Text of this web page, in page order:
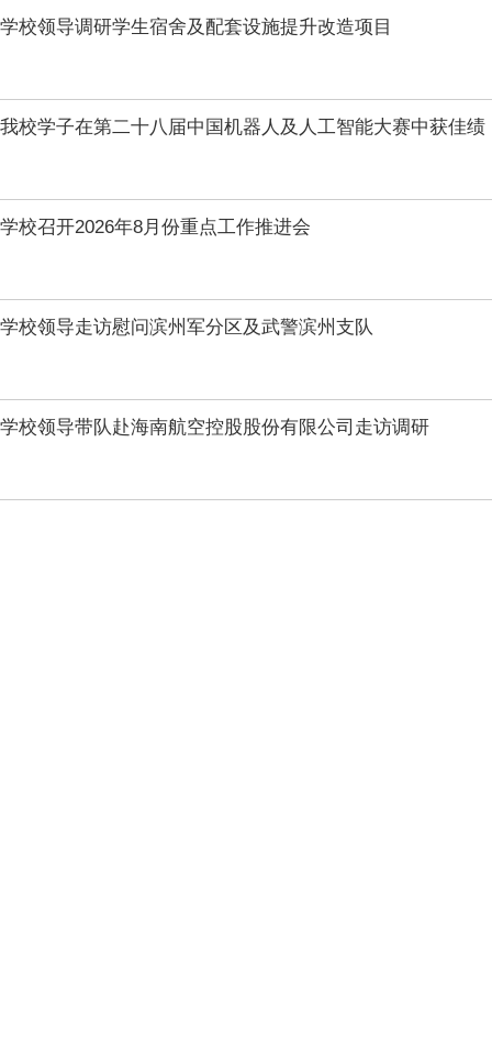
学校领导调研学生宿舍及配套设施提升改造项目
我校学子在第二十八届中国机器人及人工智能大赛中获佳绩
学校召开2026年8月份重点工作推进会
学校领导走访慰问滨州军分区及武警滨州支队
学校领导带队赴海南航空控股股份有限公司走访调研